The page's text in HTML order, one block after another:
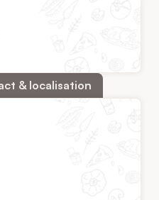
& localisation